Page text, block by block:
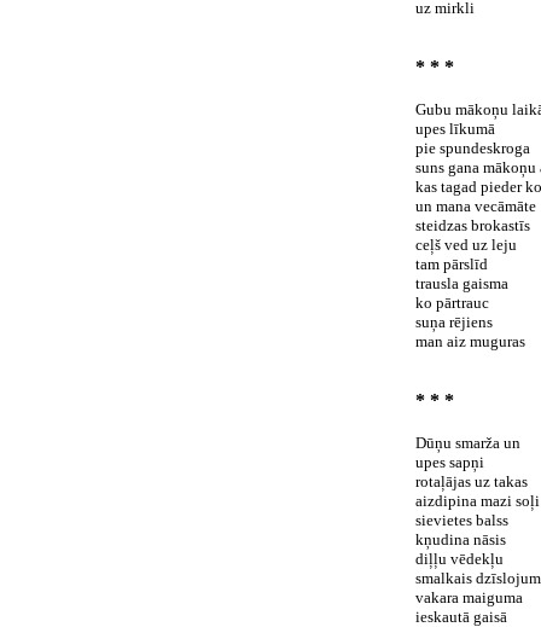
uz mirkli
* * *
Gubu mākoņu
upes līkumā
pie spundeskroga
suns gana mākoņu
kas tagad pieder
un mana vecāmāte
steidzas brokastīs
ceļš ved uz leju
tam pārslīd
trausla gaisma
ko pārtrauc
suņa rējiens
man aiz muguras
* * *
Dūņu smarža un
upes sapņi
rotaļājas uz takas
aizdipina mazi soļi
sievietes balss
kņudina nāsis
diļļu vēdekļu
smalkais
vakara maiguma
ieskautā gaisā